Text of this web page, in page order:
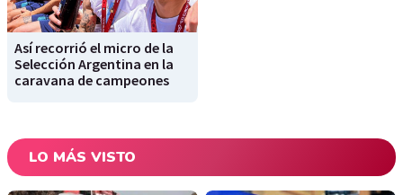
Así recorrió el micro de la
Selección Argentina en la
caravana de campeones
LO MÁS VISTO